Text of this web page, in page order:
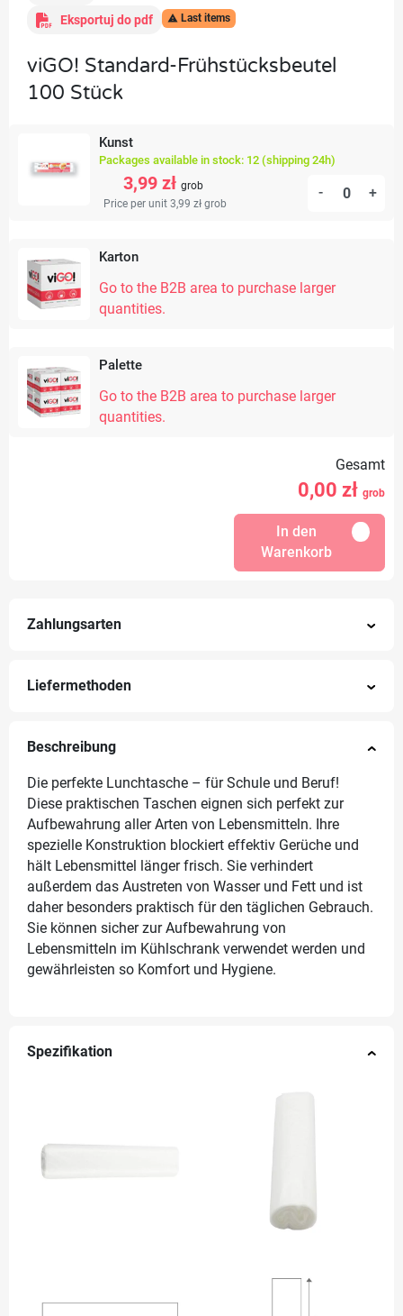
Eksportuj do pdf  Last items
viGO! Standard-Frühstücksbeutel
100 Stück
Kunst
Packages available in stock: 12 (shipping 24h)
3,99 zł grob
Price per unit 3,99 zł grob
- +
Karton
Go to the B2B area to purchase larger
quantities.
Palette
Go to the B2B area to purchase larger
quantities.
Gesamt
0,00 zł grob
In den
Warenkorb
Zahlungsarten
Liefermethoden
Beschreibung
Die perfekte Lunchtasche – für Schule und Beruf!
Diese praktischen Taschen eignen sich perfekt zur
Aufbewahrung aller Arten von Lebensmitteln. Ihre
spezielle Konstruktion blockiert effektiv Gerüche und
hält Lebensmittel länger frisch. Sie verhindert
außerdem das Austreten von Wasser und Fett und ist
daher besonders praktisch für den täglichen Gebrauch.
Sie können sicher zur Aufbewahrung von
Lebensmitteln im Kühlschrank verwendet werden und
gewährleisten so Komfort und Hygiene.
Spezifikation